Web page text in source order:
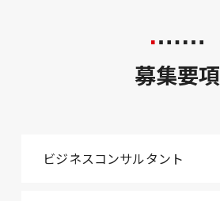
募集要項
ビジネスコンサルタント